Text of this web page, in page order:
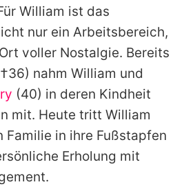
William ist das
nur ein Arbeitsbereich,
voller Nostalgie. Bereits
nahm William und
(40) in deren Kindheit
mit. Heute tritt William
Familie in ihre Fußstapfen
Erholung mit